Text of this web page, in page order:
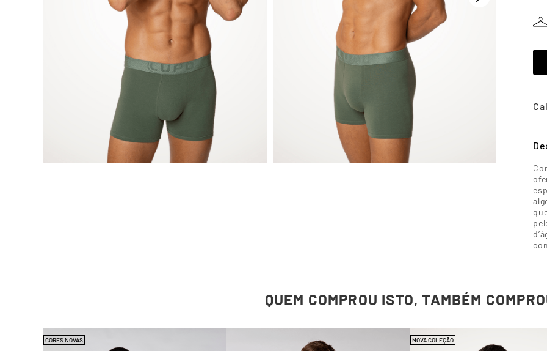
QUEM COMPROU ISTO, TAMBÉM
CORES NOVAS NOVA COLEÇÃO